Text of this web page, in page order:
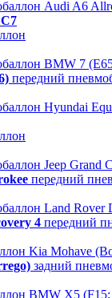
передний
передний
4 передний
задний